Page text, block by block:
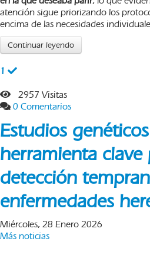
atención sigue priorizando los
encima de las necesidades
Continuar leyendo
1
2957 Visitas
0 Comentarios
Estudios
herramienta clave
detección
enfermedades
Miércoles, 28 Enero 2026
Más noticias